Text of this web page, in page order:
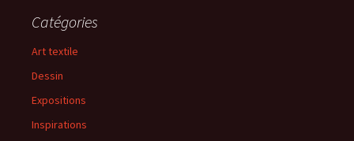
Catégories
Art textile
Dessin
Expositions
Inspirations